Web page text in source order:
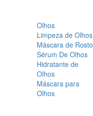
Olhos
Limpeza de Olhos
Máscara de Rosto
Sérum De Olhos
Hidratante de
Olhos
Máscara para
Olhos